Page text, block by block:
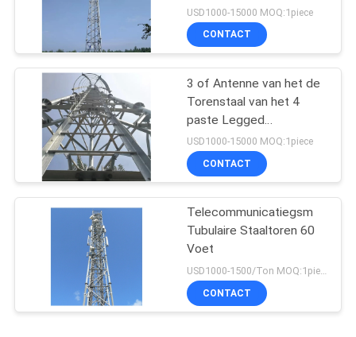
De Toren van de
camouflagecel
Mobiele Celtoren
Staal Tubulaire Pool 4
Legged Zelfstandig
USD1000-15000 MOQ:1piece
CONTACT
3 of Antenne van het de
Torenstaal van het 4
paste Legged
Telecommunicatierooster
10 Mtr aan
USD1000-15000 MOQ:1piece
CONTACT
Telecommunicatiegsm
Tubulaire Staaltoren 60
Voet
USD1000-1500/Ton MOQ:1piece
CONTACT